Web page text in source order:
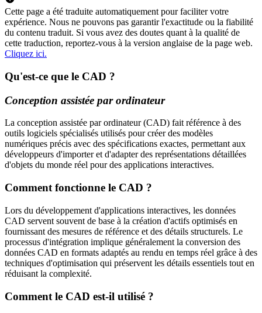
Cette page a été traduite automatiquement pour faciliter votre
expérience. Nous ne pouvons pas garantir l'exactitude ou la fiabilité
du contenu traduit. Si vous avez des doutes quant à la qualité de
cette traduction, reportez-vous à la version anglaise de la page web.
Cliquez ici.
Qu'est-ce que le CAD ?
Conception assistée par ordinateur
La conception assistée par ordinateur (CAD) fait référence à des
outils logiciels spécialisés utilisés pour créer des modèles
numériques précis avec des spécifications exactes, permettant aux
développeurs d'importer et d'adapter des représentations détaillées
d'objets du monde réel pour des applications interactives.
Comment fonctionne le CAD ?
Lors du développement d'applications interactives, les données
CAD servent souvent de base à la création d'actifs optimisés en
fournissant des mesures de référence et des détails structurels. Le
processus d'intégration implique généralement la conversion des
données CAD en formats adaptés au rendu en temps réel grâce à des
techniques d'optimisation qui préservent les détails essentiels tout en
réduisant la complexité.
Comment le CAD est-il utilisé ?